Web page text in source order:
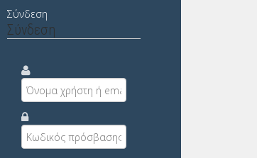
Σύνδεση
Σύνδεση